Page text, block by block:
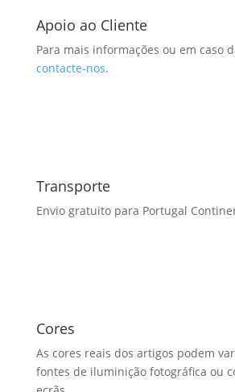
Apoio ao Cliente
Para mais informações ou em caso
contacte-nos.
Transporte
Envio gratuito para Portugal
Cores
As cores reais dos artigos podem
fontes de iluminição fotográfica ou